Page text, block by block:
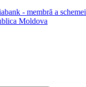
- membră a
Moldova